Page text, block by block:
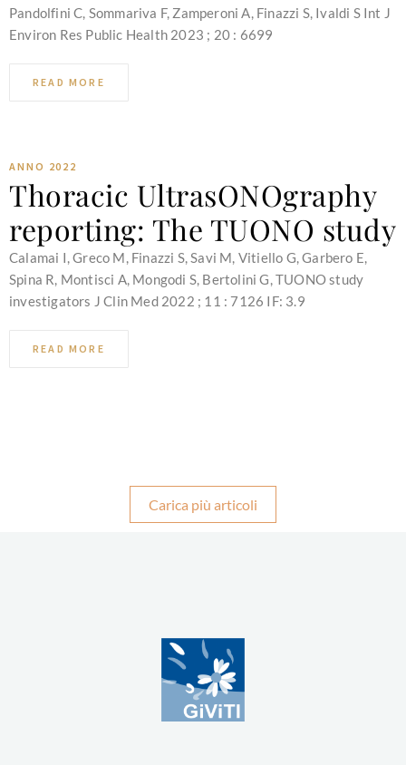
Pandolfini C, Sommariva F, Zamperoni A, Finazzi S, Ivaldi S Int J
Environ Res Public Health 2023 ; 20 : 6699
READ MORE
ANNO 2022
Thoracic UltrasONOgraphy
reporting: The TUONO study
Calamai I, Greco M, Finazzi S, Savi M, Vitiello G, Garbero E,
Spina R, Montisci A, Mongodi S, Bertolini G, TUONO study
investigators J Clin Med 2022 ; 11 : 7126 IF: 3.9
READ MORE
Carica più articoli